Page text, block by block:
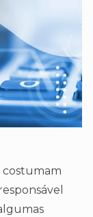
costumam